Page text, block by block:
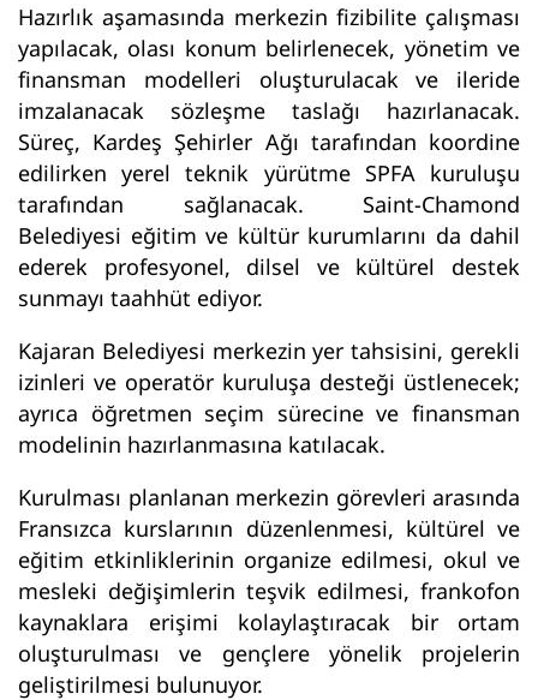
Hazırlık aşamasında merkezin fizibilite çalışması
yapılacak, olası konum belirlenecek, yönetim ve
finansman modelleri oluşturulacak ve ileride
imzalanacak sözleşme taslağı hazırlanacak.
Süreç, Kardeş Şehirler Ağı tarafından koordine
edilirken yerel teknik yürütme SPFA kuruluşu
tarafından sağlanacak. Saint-Chamond
Belediyesi eğitim ve kültür kurumlarını da dahil
ederek profesyonel, dilsel ve kültürel destek
sunmayı taahhüt ediyor.
Kajaran Belediyesi merkezin yer tahsisini, gerekli
izinleri ve operatör kuruluşa desteği üstlenecek;
ayrıca öğretmen seçim sürecine ve finansman
modelinin hazırlanmasına katılacak.
Kurulması planlanan merkezin görevleri arasında
Fransızca kurslarının düzenlenmesi, kültürel ve
eğitim etkinliklerinin organize edilmesi, okul ve
mesleki değişimlerin teşvik edilmesi, frankofon
kaynaklara erişimi kolaylaştıracak bir ortam
oluşturulması ve gençlere yönelik projelerin
geliştirilmesi bulunuyor.